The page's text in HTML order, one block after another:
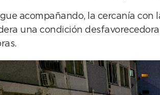
acompañando, la cercanía
una condición